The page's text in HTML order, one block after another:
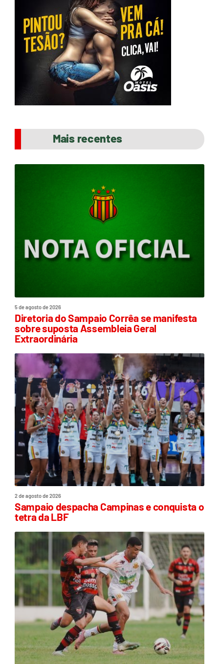
Mais recentes
5 de agosto de 2026
Diretoria do Sampaio Corrêa se manifesta
sobre suposta Assembleia Geral
Extraordinária
2 de agosto de 2026
Sampaio despacha Campinas e conquista o
tetra da LBF